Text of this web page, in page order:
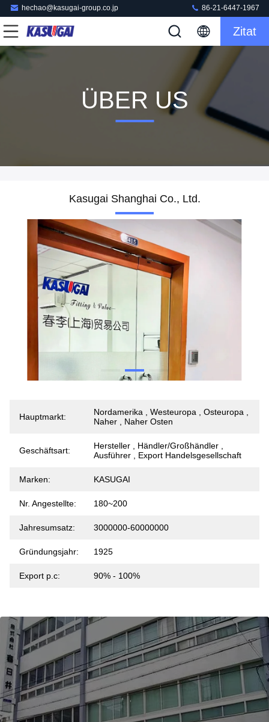
hechao@kasugai-group.co.jp 86-21-6447-1967
Zitat
ÜBER US
Kasugai Shanghai Co., Ltd.
Hauptmarkt:
Nordamerika , Westeuropa , Osteuropa ,
Naher , Naher Osten
Geschäftsart:
Hersteller , Händler/Großhändler ,
Ausführer , Export Handelsgesellschaft
Marken: KASUGAI
Nr. Angestellte: 180~200
Jahresumsatz: 3000000-60000000
Gründungsjahr: 1925
Export p.c: 90% - 100%